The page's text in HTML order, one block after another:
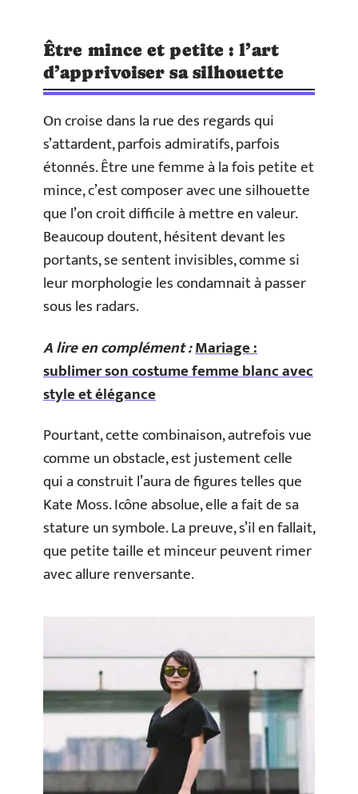
Être mince et petite : l’art
d’apprivoiser sa silhouette
On croise dans la rue des regards qui
s’attardent, parfois admiratifs, parfois
étonnés. Être une femme à la fois petite et
mince, c’est composer avec une silhouette
que l’on croit difficile à mettre en valeur.
Beaucoup doutent, hésitent devant les
portants, se sentent invisibles, comme si
leur morphologie les condamnait à passer
sous les radars.
A lire en complément :Mariage :
sublimer son costume femme blanc avec
style et élégance
Pourtant, cette combinaison, autrefois vue
comme un obstacle, est justement celle
qui a construit l’aura de figures telles que
Kate Moss. Icône absolue, elle a fait de sa
stature un symbole. La preuve, s’il en fallait,
que petite taille et minceur peuvent rimer
avec allure renversante.